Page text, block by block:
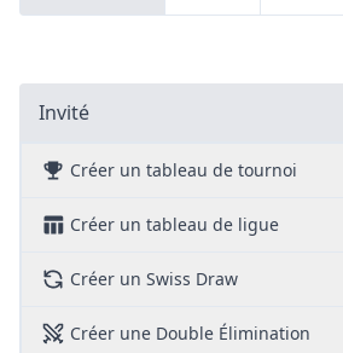
Invité
Créer un tableau de tournoi
Créer un tableau de ligue
Créer un Swiss Draw
Créer une Double Élimination